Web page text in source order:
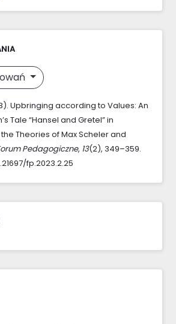
Upbringing according to Values: An
Tale “Hansel and Gretel” in
Theories of Max Scheler and
Pedagogiczne, 13(2), 349–359.
fp.2023.2.25